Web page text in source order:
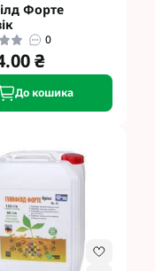
Форте
0
₴
До кошика